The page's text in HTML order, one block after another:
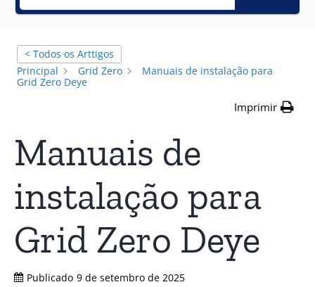
< Todos os Arttigos
Principal
Grid Zero
Manuais de instalação para
Grid Zero Deye
Imprimir
Manuais de
instalação para
Grid Zero Deye
Publicado 9 de setembro de 2025